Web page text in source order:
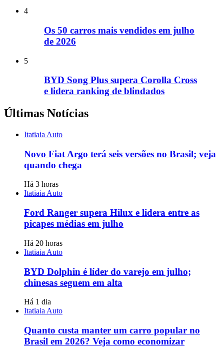
4
Os 50 carros mais vendidos em julho
de 2026
5
BYD Song Plus supera Corolla Cross
e lidera ranking de blindados
Últimas Notícias
Itatiaia Auto
Novo Fiat Argo terá seis versões no Brasil; veja
quando chega
Há 3 horas
Itatiaia Auto
Ford Ranger supera Hilux e lidera entre as
picapes médias em julho
Há 20 horas
Itatiaia Auto
BYD Dolphin é líder do varejo em julho;
chinesas seguem em alta
Há 1 dia
Itatiaia Auto
Quanto custa manter um carro popular no
Brasil em 2026? Veja como economizar